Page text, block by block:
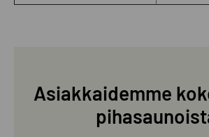
Asiakkaidemme